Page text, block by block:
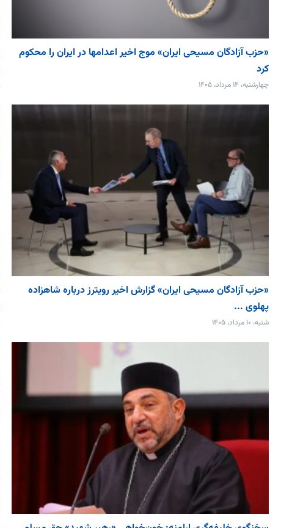
«حزب آزادگان مسیحی ایران» موج اخیر اعدامها در ایران را محکوم
کرد
چهارشنبه، ۱۴ مرداد، ۱۴۰۵
«حزب آزادگان مسیحی ایران» گزارش اخیر رویترز درباره شاهزاده
پهلوی ...
شنبه، ۱۰ مرداد، ۱۴۰۵